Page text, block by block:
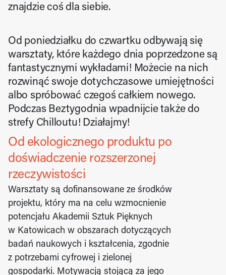
znajdzie coś dla siebie.
Od poniedziałku do czwartku odbywają się
warsztaty, które każdego dnia poprzedzone są
fantastycznymi wykładami! Możecie na nich
rozwinąć swoje dotychczasowe umiejętności
albo spróbować czegoś całkiem nowego.
Podczas Beztygodnia wpadnijcie także do
strefy Chilloutu! Działajmy!
Od ekologicznego produktu po
doświadczenie rozszerzonej
rzeczywistości
Warsztaty są dofinansowane ze środków
projektu, który ma na celu wzmocnienie
potencjału Akademii Sztuk Pięknych
w Katowicach w obszarach dotyczących
badań naukowych i kształcenia, zgodnie
z potrzebami cyfrowej i zielonej
gospodarki. Motywacją stojącą za jego